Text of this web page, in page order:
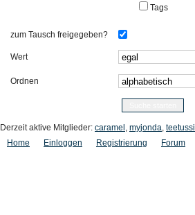
Tags
zum Tausch freigegeben?
Wert
Ordnen
Derzeit aktive Mitglieder: caramel , myjonda, teetussi
Home
Einloggen Registrierung Forum